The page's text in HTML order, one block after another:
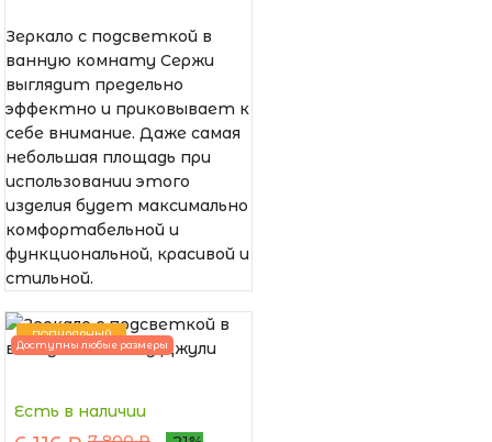
Зеркало с подсветкой в
ванную комнату Сержи
выглядит предельно
эффектно и приковывает к
себе внимание. Даже самая
небольшая площадь при
использовании этого
изделия будет максимально
комфортабельной и
функциональной, красивой и
стильной.
ПОПУЛЯРНЫЙ
Доступны любые размеры
Есть в наличии